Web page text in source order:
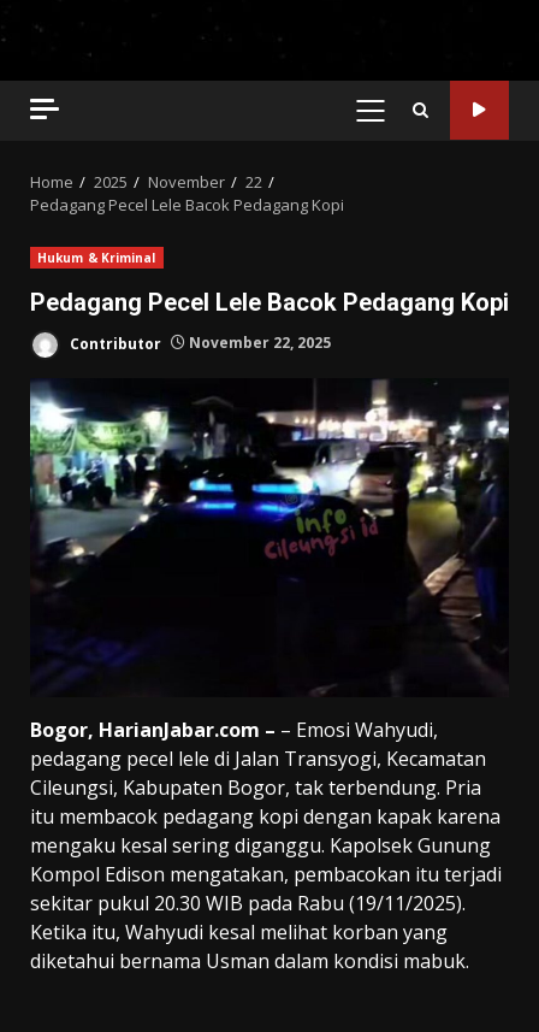
PRIMARY
Home 2025 November
22
Pedagang Pecel Lele Bacok Pedagang Kopi
Hukum & Kriminal
Pedagang Pecel Lele Bacok Pedagang Kopi
Contributor November 22, 2025
Bogor, HarianJabar.com – – Emosi Wahyudi,
pedagang pecel lele di Jalan Transyogi, Kecamatan
Cileungsi, Kabupaten Bogor, tak terbendung. Pria
itu membacok pedagang kopi dengan kapak karena
mengaku kesal sering diganggu. Kapolsek Gunung
Kompol Edison mengatakan, pembacokan itu terjadi
sekitar pukul 20.30 WIB pada Rabu (19/11/2025).
Ketika itu, Wahyudi kesal melihat korban yang
diketahui bernama Usman dalam kondisi mabuk.